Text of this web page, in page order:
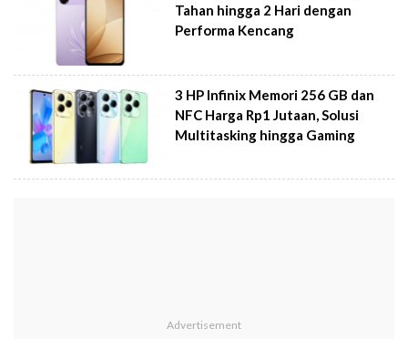
Tahan hingga 2 Hari dengan
Performa Kencang
3 HP Infinix Memori 256 GB dan
NFC Harga Rp1 Jutaan, Solusi
Multitasking hingga Gaming